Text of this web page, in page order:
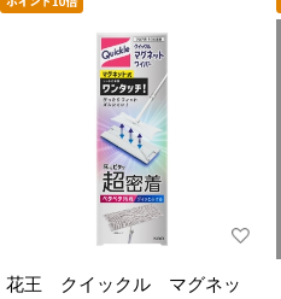
花王 クイックル マグネッ